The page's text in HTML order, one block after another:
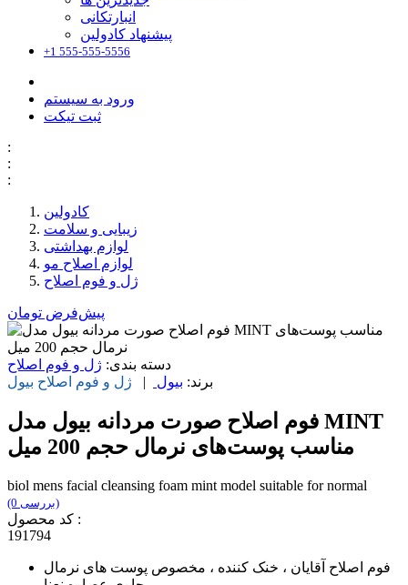
انبارتکانی
پیشنهاد کادولین
+1 555-555-5556
ورود به سیستم
ثبت تیکت
:
:
:
کادولین
زیبایی و سلامت
لوازم بهداشتی
لوازم اصلاح مو
ژل و فوم اصلاح
پیش‌فرض تومان
دسته بندی: ژل و فوم اصلاح
برند: بیول | ژل و فوم اصلاح بیول
فوم اصلاح صورت مردانه بیول مدل MINT
مناسب پوست‌های نرمال حجم 200 میل
biol mens facial cleansing foam mint model suitable for normal
(0 بررسی)
کد محصول :
191794
فوم اصلاح آقایان ، خنک کننده ، مخصوص پوست های نرمال